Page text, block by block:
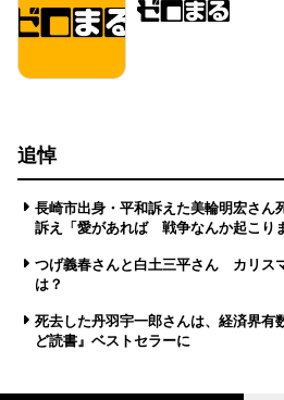
追悼
長崎市出身・平和訴えた美輪明宏さ
訴え「愛があれば 戦争なんか起こり
つげ義春さんと白土三平さん カリス
は？
死去した丹羽宇一郎さんは、経済界
ど読書』ベストセラーに